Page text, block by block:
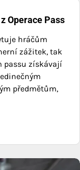
Operace Pass
hráčům
zážitek, tak
passu získávají
předmětům,